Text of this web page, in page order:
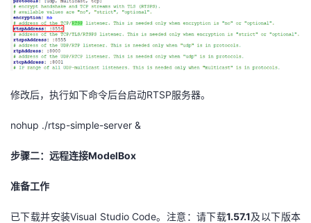
修改后，执行如下命令后台启动RTSP服务器。
nohup ./rtsp-simple-server &
步骤二：远程连接ModelBox
准备工作
已下载并安装Visual Studio Code。注意：请下载1.57.1及以下版本